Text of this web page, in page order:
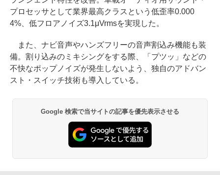
プロセッサとして業界最高クラスという低歪率0.000
4%、低フロアノイズ3.1μVrmsを実現した。
また、ナビ音声やハンズフリーの音声割込み機能も装
備。割り込みのミキシングをする際、「プツッ」などの
不快なポップノイズが発生しないよう、独自のアドバン
スト・スイッチ技術も導入している。
Google 検索で当サイトの記事を優先表示させる